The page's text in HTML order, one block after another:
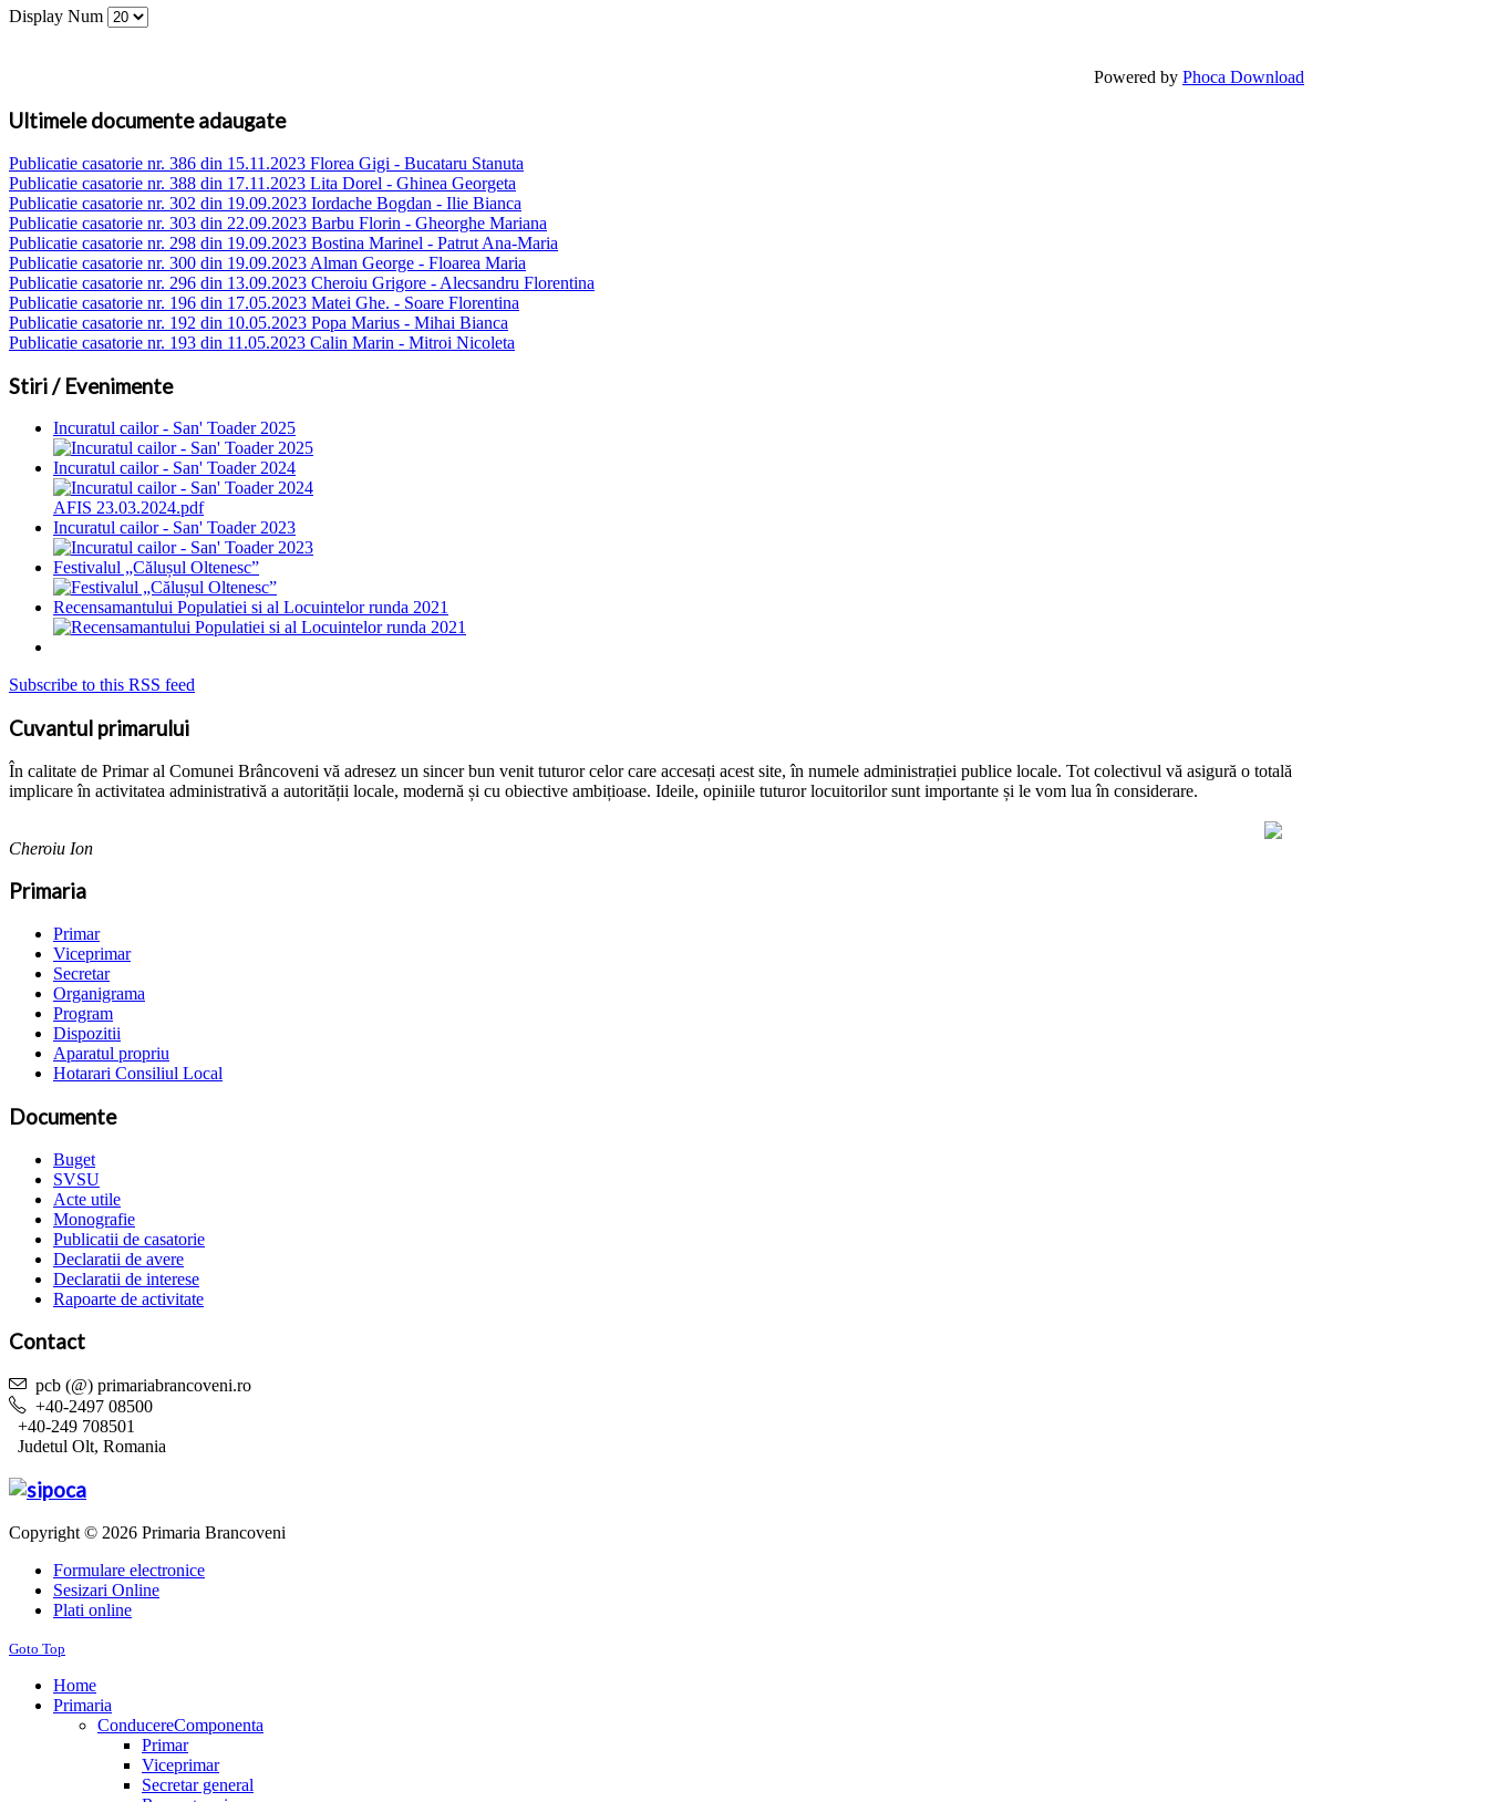
Display Num
Powered by Phoca Download
Ultimele documente adaugate
Publicatie casatorie nr. 386 din 15.11.2023 Florea Gigi - Bucataru Stanuta
Publicatie casatorie nr. 388 din 17.11.2023 Lita Dorel - Ghinea Georgeta
Publicatie casatorie nr. 302 din 19.09.2023 Iordache Bogdan - Ilie Bianca
Publicatie casatorie nr. 303 din 22.09.2023 Barbu Florin - Gheorghe Mariana
Publicatie casatorie nr. 298 din 19.09.2023 Bostina Marinel - Patrut Ana-Maria
Publicatie casatorie nr. 300 din 19.09.2023 Alman George - Floarea Maria
Publicatie casatorie nr. 296 din 13.09.2023 Cheroiu Grigore - Alecsandru Florentina
Publicatie casatorie nr. 196 din 17.05.2023 Matei Ghe. - Soare Florentina
Publicatie casatorie nr. 192 din 10.05.2023 Popa Marius - Mihai Bianca
Publicatie casatorie nr. 193 din 11.05.2023 Calin Marin - Mitroi Nicoleta
Stiri / Evenimente
Incuratul cailor - San' Toader 2025
Incuratul cailor - San' Toader 2024
AFIS 23.03.2024.pdf
Incuratul cailor - San' Toader 2023
Festivalul „Călușul Oltenesc”
Recensamantului Populatiei si al Locuintelor runda 2021
Subscribe to this RSS feed
Cuvantul primarului
În calitate de Primar al Comunei Brâncoveni vă adresez un sincer bun venit tuturor celor care accesați acest site, în numele administrației publice locale. Tot colectivul vă asigură o totală
implicare în activitatea administrativă a autorității locale, modernă și cu obiective ambițioase. Ideile, opiniile tuturor locuitorilor sunt importante și le vom lua în considerare.
Cheroiu Ion
Primaria
Primar
Viceprimar
Secretar
Organigrama
Program
Dispozitii
Aparatul propriu
Hotarari Consiliul Local
Documente
Buget
SVSU
Acte utile
Monografie
Publicatii de casatorie
Declaratii de avere
Declaratii de interese
Rapoarte de activitate
Contact
pcb (@) primariabrancoveni.ro
+40-2497 08500
+40-249 708501
Judetul Olt, Romania
Copyright © 2026 Primaria Brancoveni
Formulare electronice
Sesizari Online
Plati online
Goto Top
Home
Primaria
ConducereComponenta
Primar
Viceprimar
Secretar general